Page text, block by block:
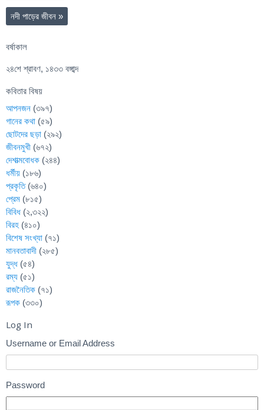
নদী পাড়ের জীবন »
বর্ষাকাল
২৪শে শ্রাবণ, ১৪৩৩ বঙ্গাব্দ
কবিতার বিষয়
আপনজন (৩৯৭)
গানের কথা (৫৯)
ছোটদের ছড়া (২৯২)
জীবনমুখী (৬৭২)
দেশাত্মবোধক (২৪৪)
ধর্মীয় (১৮৬)
প্রকৃতি(৬৪০)
প্রেম (৮১৫)
বিবিধ (২,৩২২)
বিরহ (৪১০)
বিশেষ সংখ্যা (৭১)
মানবতাবাদী (২৮৫)
যুদ্ধ (৫৪)
রম্য (৫১)
রাজনৈতিক (৭১)
রূপক (৩৩০)
Log In
Username or Email Address
Password